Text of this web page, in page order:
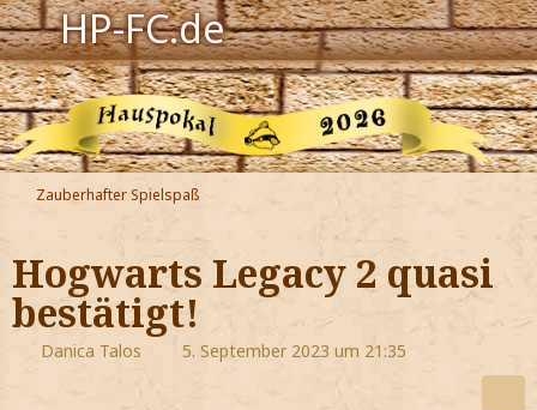
HP-FC.de
Navigation
Harry Potter
Der HP-FC
Hogwarts
Zauberwelt
Willkommen
Zauberhafter Spielspaß
Hogwarts Legacy 2 quasi
bestätigt!
Danica Talos 5. September 2023 um 21:35